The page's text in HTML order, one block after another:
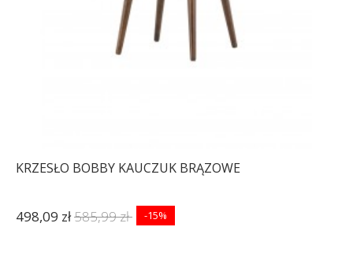
KRZESŁO BOBBY KAUCZUK BRĄZOWE
498,09 zł585,99 zł -15%